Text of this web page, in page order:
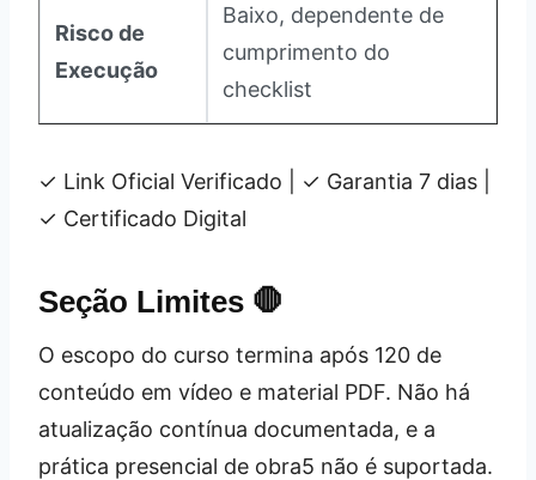
Risco de
Execução
Baixo, dependente de
cumprimento do
checklist
✓ Link Oficial Verificado ✓ Garantia 7 dias
✓ Certificado Digital
Seção Limites 🛑
O escopo do curso termina após 120 de
conteúdo em vídeo e material PDF. Não há
atualização contínua documentada, e a
prática presencial de obra5 não é suportada.